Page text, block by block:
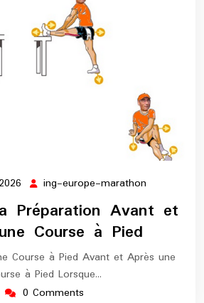
22
mars
2026
ing-europe-marathon
europe-
marathon
Préparation Avant et
Course à Pied
Course à Pied Avant et Après une
à Pied Lorsque…
0 Comments